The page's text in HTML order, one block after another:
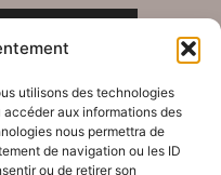
utilisons des technologies
aux informations des
nous permettra de
de navigation ou les ID
ou de retirer son